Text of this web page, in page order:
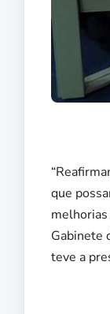
que
Gabinete
teve a